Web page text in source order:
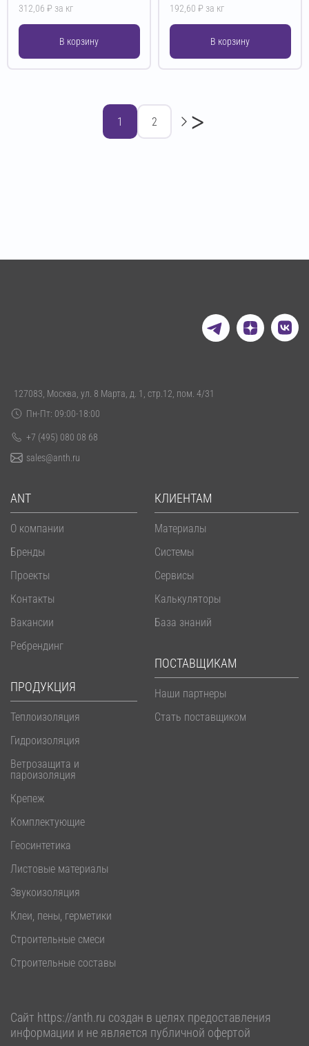
312,06 ₽ за кг
В корзину
192,60 ₽ за кг
В корзину
1 2 >
ANT
О компании
Бренды
Проекты
Контакты
Вакансии
Ребрендинг
ПРОДУКЦИЯ
Теплоизоляция
Гидроизоляция
Ветрозащита и
пароизоляция
Крепеж
Комплектующие
Геосинтетика
Листовые материалы
Звукоизоляция
Клеи, пены, герметики
Строительные смеси
Строительные составы
КЛИЕНТАМ
Материалы
Системы
Сервисы
Калькуляторы
База знаний
ПОСТАВЩИКАМ
Наши партнеры
Стать поставщиком
127083, Москва, ул. 8 Марта, д. 1, стр.12, пом. 4/31
Пн-Пт: 09:00-18:00
+7 (495) 080 08 68
sales@anth.ru
Сайт https://anth.ru создан в целях предоставления
информации и не является публичной офертой